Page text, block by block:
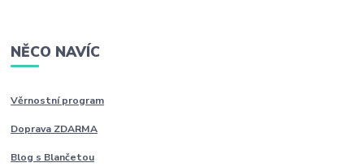
NĚCO NAVÍC
Věrnostní program
Doprava ZDARMA
Blog s Blančetou